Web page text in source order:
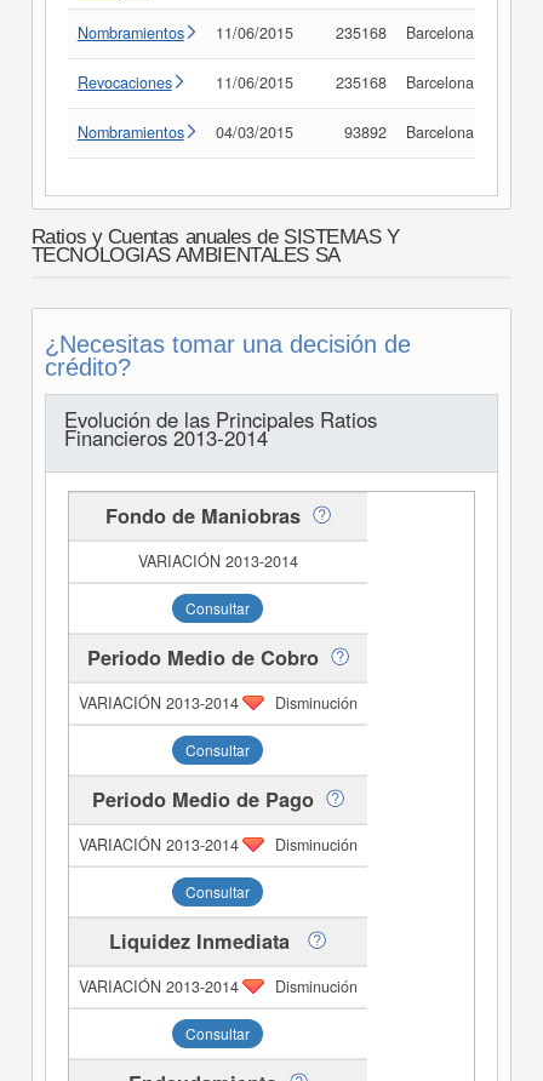
Nombramientos 11/06/2015 235168 Barcelona
Revocaciones 11/06/2015 235168 Barcelona
Nombramientos 04/03/2015 93892 Barcelona
Ratios y Cuentas anuales de SISTEMAS Y
TECNOLOGIAS AMBIENTALES SA
¿Necesitas tomar una decisión de
crédito?
Evolución de las Principales Ratios
Financieros 2013-2014
Fondo de Maniobras
Consultar
Periodo Medio de Cobro
Disminución
Consultar
Periodo Medio de Pago
Disminución
Consultar
Liquidez Inmediata
Disminución
Consultar